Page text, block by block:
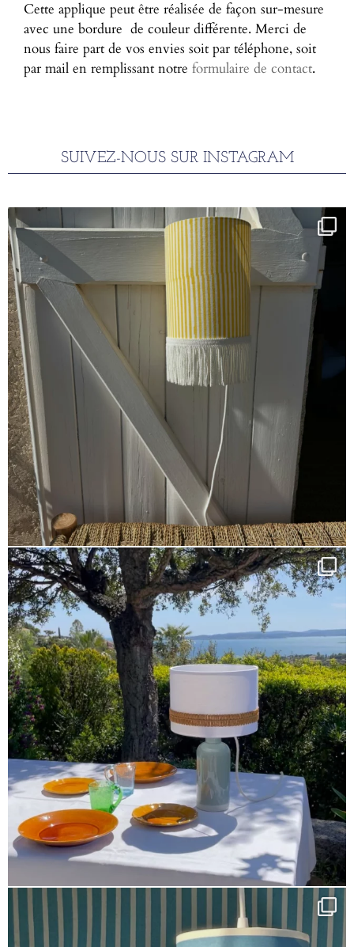
Cette applique peut être réalisée de façon sur-mesure
avec une bordure de couleur différente. Merci de
nous faire part de vos envies soit par téléphone, soit
par mail en remplissant notre formulaire de contact.
SUIVEZ-NOUS SUR INSTAGRAM